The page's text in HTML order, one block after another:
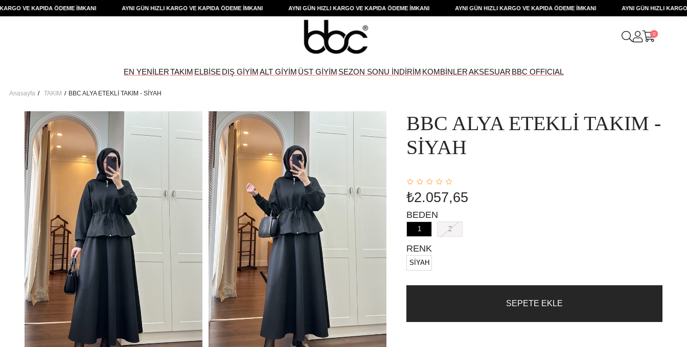
VE KAPIDA ÖDEME İMKANI AYNI GÜN HIZLI KARGO VE KAPIDA ÖDEME İMKANI AYNI GÜN HIZLI KARGO VE KAPIDA ÖDEME İMKANI AYNI GÜN HIZLI KARGO VE KAPIDA ÖDEME İMKANI AYNI GÜN HIZLI KARGO VE
0
EN YENİLERTAKIM ELBİSE DIŞ GİYİMALT GİYİM ÜST GİYİM SEZON SONU İNDİRİM KOMBİNLERAKSESUAR BBC OFFICIAL
Anasayfa TAKIM BBC ALYA ETEKLİ TAKIM - SİYAH
BBC ALYA ETEKLİ TAKIM -
SİYAH
₺2.057,65
BEDEN
1 2
RENK
SİYAH